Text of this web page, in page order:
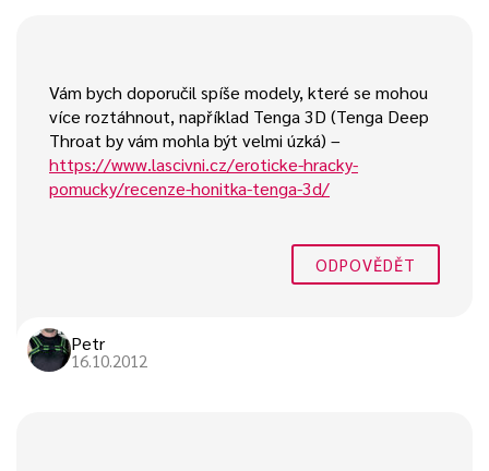
Vám bych doporučil spíše modely, které se mohou
více roztáhnout, například Tenga 3D (Tenga Deep
Throat by vám mohla být velmi úzká) –
https://www.lascivni.cz/eroticke-hracky-
pomucky/recenze-honitka-tenga-3d/
ODPOVĚDĚT
Petr
16.10.2012